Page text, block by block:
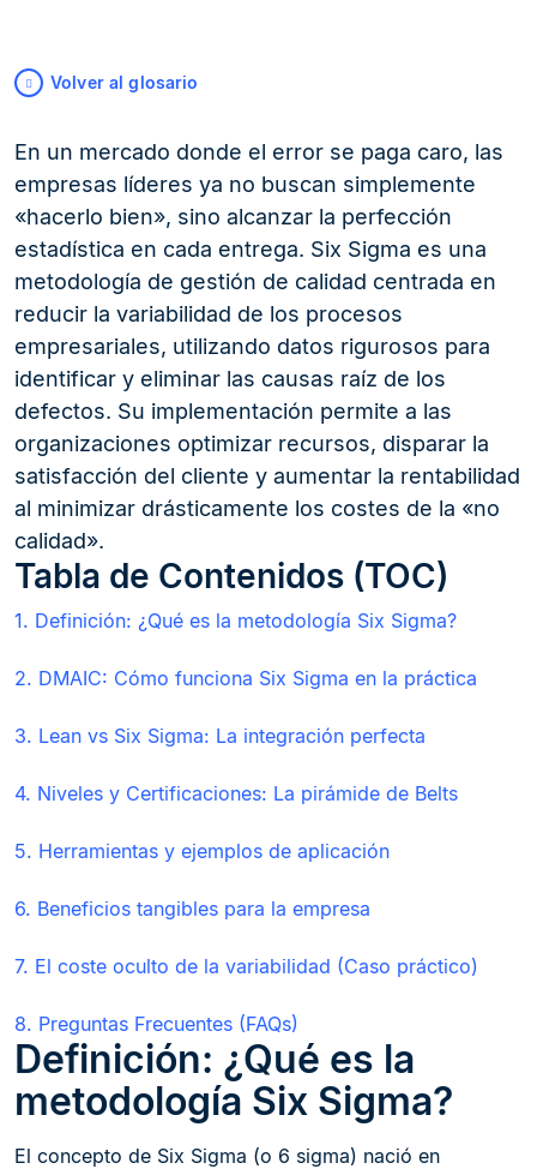
Volver al glosario
En un mercado donde el error se paga caro, las
empresas líderes ya no buscan simplemente
«hacerlo bien», sino alcanzar la perfección
estadística en cada entrega. Six Sigma es una
metodología de gestión de calidad centrada en
reducir la variabilidad de los procesos
empresariales, utilizando datos rigurosos para
identificar y eliminar las causas raíz de los
defectos. Su implementación permite a las
organizaciones optimizar recursos, disparar la
satisfacción del cliente y aumentar la rentabilidad
al minimizar drásticamente los costes de la «no
calidad».
Tabla de Contenidos (TOC)
1. Definición: ¿Qué es la metodología Six Sigma?
2. DMAIC: Cómo funciona Six Sigma en la práctica
3. Lean vs Six Sigma: La integración perfecta
4. Niveles y Certificaciones: La pirámide de Belts
5. Herramientas y ejemplos de aplicación
6. Beneficios tangibles para la empresa
7. El coste oculto de la variabilidad (Caso práctico)
8. Preguntas Frecuentes (FAQs)
Definición: ¿Qué es la
metodología Six Sigma?
El concepto de Six Sigma (o 6 sigma) nació en